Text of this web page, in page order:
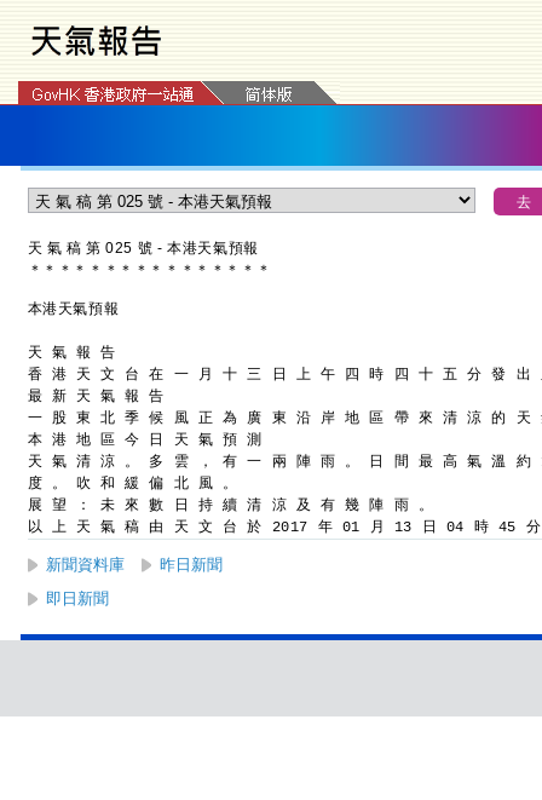
天 氣 稿 第 025 號 - 本港天氣預報
＊ ＊ ＊ ＊ ＊ ＊ ＊ ＊ ＊ ＊ ＊ ＊ ＊ ＊ ＊ ＊
本港天氣預報
天 氣 報 告
香 港 天 文 台 在 一 月 十 三 日 上 午 四 時 四 十 五 分 發 出
最 新 天 氣 報 告
一 股 東 北 季 候 風 正 為 廣 東 沿 岸 地 區 帶 來 清 涼 的 天
本 港 地 區 今 日 天 氣 預 測
天 氣 清 涼 。 多 雲 ， 有 一 兩 陣 雨 。 日 間 最 高 氣 溫 約
度 。 吹 和 緩 偏 北 風 。
展 望 ： 未 來 數 日 持 續 清 涼 及 有 幾 陣 雨 。
以 上 天 氣 稿 由 天 文 台 於 2017 年 01 月 13 日 04 時 45
新聞資料庫
昨日新聞
即日新聞